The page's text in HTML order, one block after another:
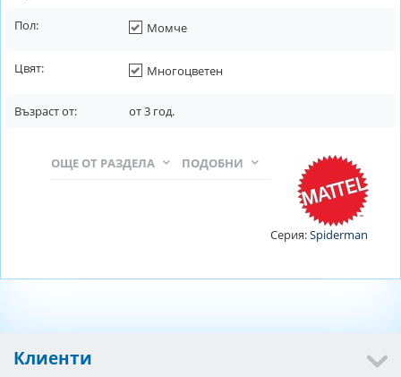
Пол: Момче
Цвят: Многоцветен
Възраст от: от3 год.
Серия:Spiderman
ПОДОБНИ
ОЩЕ ОТ РАЗДЕЛА
Клиенти